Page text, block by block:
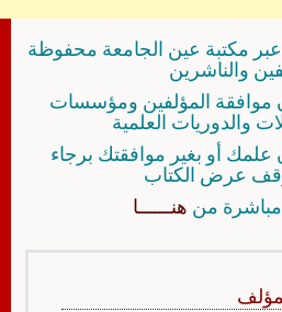
مكتبة عين الجامعة محفوظة
والناشرين
موافقة المؤلفين ومؤسسات
والدوريات العلمية
علمك أو بغير موافقتك برجاء
لوقف عرض الكتاب
مباشرة من هنــــــا